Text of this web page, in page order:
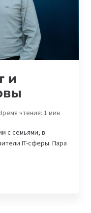
и
чтения: 1мин
с семьями, в
IT-сферы. Пара